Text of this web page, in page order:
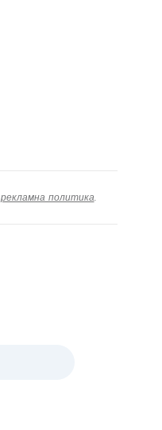
рекламна политика.